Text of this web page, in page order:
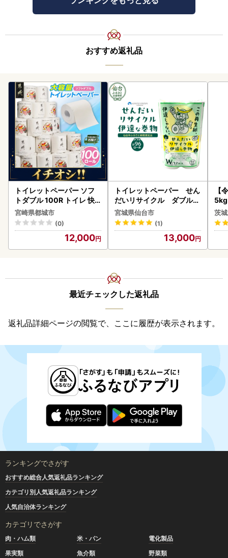
おすすめ返礼品
トイレットペーパー ソフ
トダブル 100R トイレ 快
速〔12-I5-TP100-R〕
宮崎県都城市
(0)
12,000
トイレットペーパー せん
だいリサイクル ダブル9
6ロール｜トイレット
宮城県仙台市
(1)
13,000
【
5kg
g x
町
茨
最近チェックした返礼品
返礼品詳細ページの閲覧で、ここに履歴が表示されます。
ランキングでさがす
おすすめ総合人気返礼品ランキング
カテゴリ別人気返礼品ランキング
人気自治体ランキング
カテゴリでさがす
肉・ハム類 米・パン
電化製品
果実類
魚介類
野菜類